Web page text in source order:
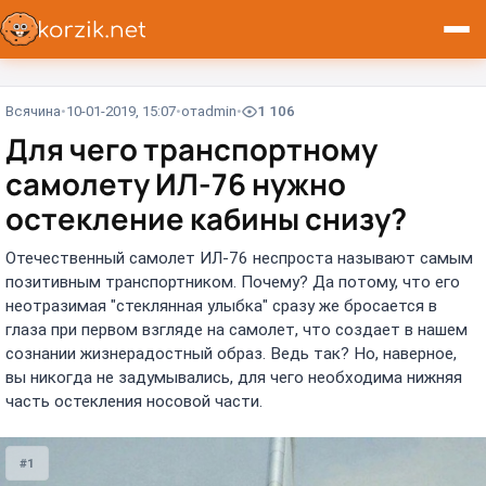
Всячина 10-01-2019, 15:07 отadmin 1 106
Для чего транспортному
самолету ИЛ-76 нужно
остекление кабины снизу?
Отечественный самолет ИЛ-76 неспроста называют самым
позитивным транспортником. Почему? Да потому, что его
неотразимая "стеклянная улыбка" сразу же бросается в
глаза при первом взгляде на самолет, что создает в нашем
сознании жизнерадостный образ. Ведь так? Но, наверное,
вы никогда не задумывались, для чего необходима нижняя
часть остекления носовой части.
#1